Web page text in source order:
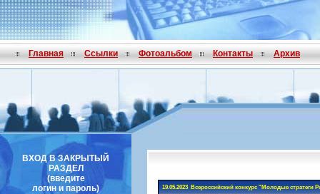
Главная Ссылки Фотоальбом Контакты Архив
ВХОД В ЗАКРЫТЫЙ
РАЗДЕЛ
(введите
логин и пароль)
19.05.2023 Всероссийский конкурс "Молодые стратеги